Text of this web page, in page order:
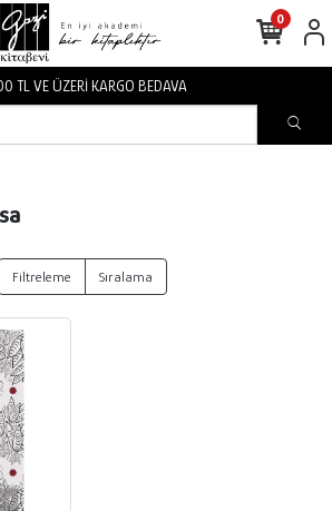
TL VE ÜZERİ KARGO BEDAVA
0
Filtreleme Sıralama